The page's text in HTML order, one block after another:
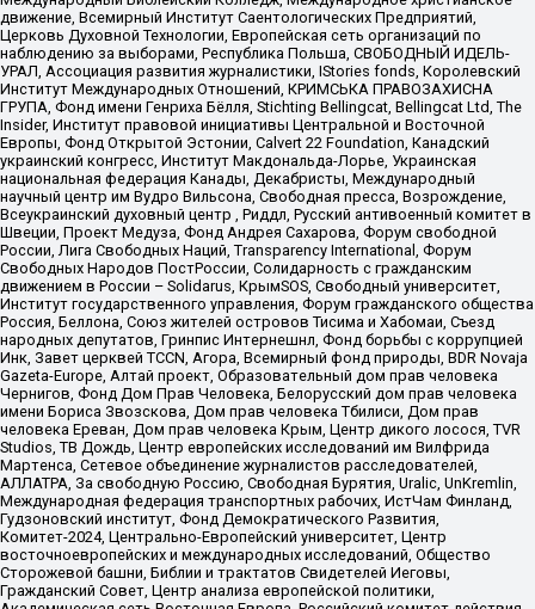
движение, Всемирный Институт Саентологических Предприятий,
Церковь Духовной Технологии, Европейская сеть организаций по
наблюдению за выборами, Республика Польша, СВОБОДНЫЙ ИДЕЛЬ-
УРАЛ, Ассоциация развития журналистики, IStories fonds, Королевский
Институт Международных Отношений, КРИМСЬКА ПРАВОЗАХИСНА
ГРУПА, Фонд имени Генриха Бёлля, Stichting Bellingcat, Bellingcat Ltd, The
Insider, Институт правовой инициативы Центральной и Восточной
Европы, Фонд Открытой Эстонии, Calvert 22 Foundation, Канадский
украинский конгресс, Институт Макдональда-Лорье, Украинская
национальная федерация Канады, Декабристы, Международный
научный центр им Вудро Вильсона, Свободная пресса, Возрождение,
Всеукраинский духовный центр , Риддл, Русский антивоенный комитет в
Швеции, Проект Медуза, Фонд Андрея Сахарова, Форум свободной
России, Лига Свободных Наций, Transparеncy International, Форум
Свободных Народов ПостРоссии, Солидарность с гражданским
движением в России – Solidarus, КрымSOS, Свободный университет,
Институт государственного управления, Форум гражданского общества
Россия, Беллона, Союз жителей островов Тисима и Хабомаи, Съезд
народных депутатов, Гринпис Интернешнл, Фонд борьбы с коррупцией
Инк, Завет церквей TCCN, Агора, Всемирный фонд природы, BDR Novaja
Gazeta-Europe, Алтай проект, Образовательный дом прав человека
Чернигов, Фонд Дом Прав Человека, Белорусский дом прав человека
имени Бориса Звозскова, Дом прав человека Тбилиси, Дом прав
человека Ереван, Дом прав человека Крым, Центр дикого лосося, TVR
Studios, ТВ Дождь, Центр европейских исследований им Вилфрида
Мартенса, Сетевое объединение журналистов расследователей,
АЛЛАТРА, За свободную Россию, Свободная Бурятия, Uralic, UnKremlin,
Международная федерация транспортных рабочих, ИстЧам Финланд,
Гудзоновский институт, Фонд Демократического Развития,
Комитет-2024, Центрально-Европейский университет, Центр
восточноевропейских и международных исследований, Общество
Сторожевой башни, Библии и трактатов Свидетелей Иеговы,
Гражданский Совет, Центр анализа европейской политики,